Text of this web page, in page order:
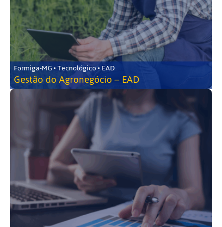
Formiga-MG • Tecnológico • EAD
Gestão do Agronegócio – EAD